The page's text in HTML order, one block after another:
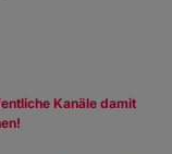
Kanäle damit